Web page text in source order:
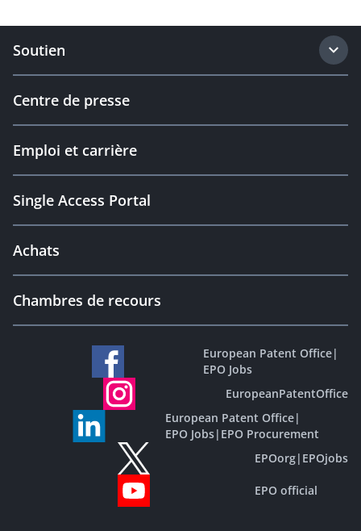
Soutien
Centre de presse
Emploi et carrière
Single Access Portal
Achats
Chambres de recours
European Patent Office|
EPO Jobs
EuropeanPatentOffice
European Patent Office|
EPO Jobs| EPO Procurement
EPOorg| EPOjobs
EPO official